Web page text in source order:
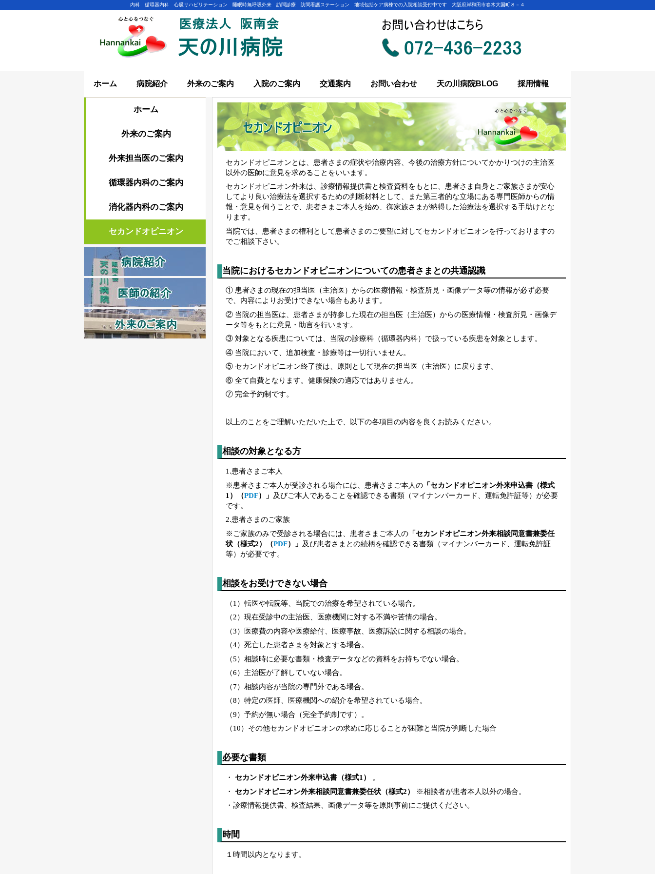
内科 循環器内科 心臓リハビリテーション 睡眠時無呼吸外来 訪問診療 訪問看護ステーション 地域包括ケア病棟での入院相談受付中です 大阪府岸和田市春木大国町８－４
ホーム 病院紹介 外来のご案内 入院のご案内 交通案内 お問い合わせ 天の川病院BLOG 採用情報
セカンドオピニオンとは、患者さまの症状や治療内容、今後の治療方針についてかかりつけの主治医
以外の医師に意見を求めることをいいます。
セカンドオピニオン外来は、診療情報提供書と検査資料をもとに、患者さま自身とご家族さまが安心
してより良い治療法を選択するための判断材料として、また第三者的な立場にある専門医師からの情
報・意見を伺うことで、患者さまご本人を始め、御家族さまが納得した治療法を選択する手助けとな
ります。
当院では、患者さまの権利として患者さまのご要望に対してセカンドオピニオンを行っておりますの
でご相談下さい。
当院におけるセカンドオピニオンについての患者さまとの共通認識
① 患者さまの現在の担当医（主治医）からの医療情報・検査所見・画像データ等の情報が必ず必要
で、内容によりお受けできない場合もあります。
② 当院の担当医は、患者さまが持参した現在の担当医（主治医）からの医療情報・検査所見・画像デ
ータ等をもとに意見・助言を行います。
③ 対象となる疾患については、当院の診療科（循環器内科）で扱っている疾患を対象とします。
④ 当院において、追加検査・診療等は一切行いません。
⑤ セカンドオピニオン終了後は、原則として現在の担当医（主治医）に戻ります。
⑥ 全て自費となります。健康保険の適応ではありません。
⑦ 完全予約制です。
以上のことをご理解いただいた上で、以下の各項目の内容を良くお読みください。
相談の対象となる方
1.患者さまご本人
※患者さまご本人が受診される場合には、患者さまご本人の「セカンドオピニオン外来申込書（様式
1）（PDF）」 及びご本人であることを確認できる書類（マイナンバーカード、運転免許証等）が必要
です。
2.患者さまのご家族
※ご家族のみで受診される場合には、患者さまご本人の「セカンドオピニオン外来相談同意書兼委任
状（様式2）（PDF）」 及び患者さまとの続柄を確認できる書類（マイナンバーカード、運転免許証
等）が必要です。
相談をお受けできない場合
（1）転医や転院等、当院での治療を希望されている場合。
（2）現在受診中の主治医、医療機関に対する不満や苦情の場合。
（3）医療費の内容や医療給付、医療事故、医療訴訟に関する相談の場合。
（4）死亡した患者さまを対象とする場合。
（5）相談時に必要な書類・検査データなどの資料をお持ちでない場合。
（6）主治医が了解していない場合。
（7）相談内容が当院の専門外である場合。
（8）特定の医師、医療機関への紹介を希望されている場合。
（9）予約が無い場合（完全予約制です）。
（10）その他セカンドオピニオンの求めに応じることが困難と当院が判断した場合
必要な書類
・ セカンドオピニオン外来申込書（様式1）
。
・ セカンドオピニオン外来相談同意書兼委任状（様式2）
※相談者が患者本人以外の場合。
・診療情報提供書、検査結果、画像データ等を原則事前にご提供ください。
時間
１時間以内となります。
ホーム
外来のご案内
外来担当医のご案内
循環器内科のご案内
消化器内科のご案内
セカンドオピニオン